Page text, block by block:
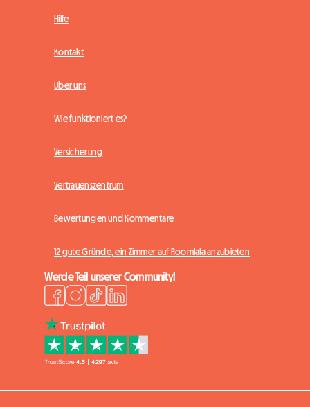
Hilfe
Kontakt
Über uns
Wie funktioniert es?
Versicherung
Vertrauenszentrum
Bewertungen und Kommentare
12 gute Gründe, ein Zimmer auf Roomlala anzubieten
Werde Teil unserer Community!